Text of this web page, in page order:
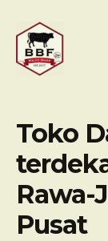
content
Toko
Rawa-
Pusat